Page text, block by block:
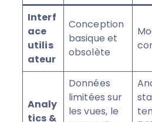
Interf
ace
utilis
ateur
Conception
basique et
obsolète
Analy
tics &
Données
limitées sur
les vues, le